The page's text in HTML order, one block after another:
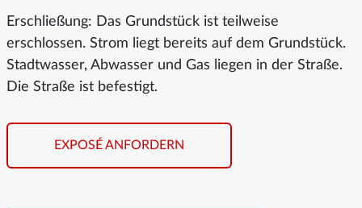
Erschließung: Das Grundstück ist teilweise
erschlossen. Strom liegt bereits auf dem Grundstück.
Stadtwasser, Abwasser und Gas liegen in der Straße.
Die Straße ist befestigt.
EXPOSÉ ANFORDERN